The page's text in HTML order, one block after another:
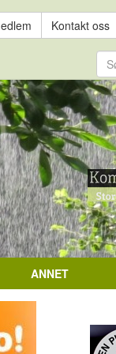
Kontakt oss
ANNET